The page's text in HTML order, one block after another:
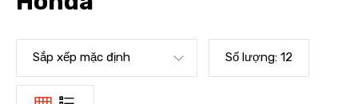
Sắp xếp mặc định Số lượng: 12